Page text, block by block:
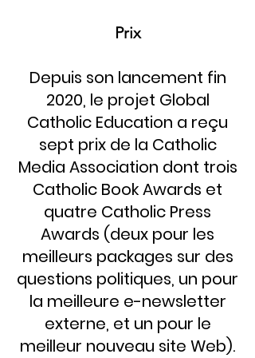
Prix
​Depuis son lancement fin
2020, le projet Global
Catholic Education a reçu
sept prix de la Catholic
Media Association dont trois
Catholic Book Awards et
quatre Catholic Press
Awards (deux pour les
meilleurs packages sur des
questions politiques, un pour
la meilleure e-newsletter
externe, et un pour le
meilleur nouveau site Web).